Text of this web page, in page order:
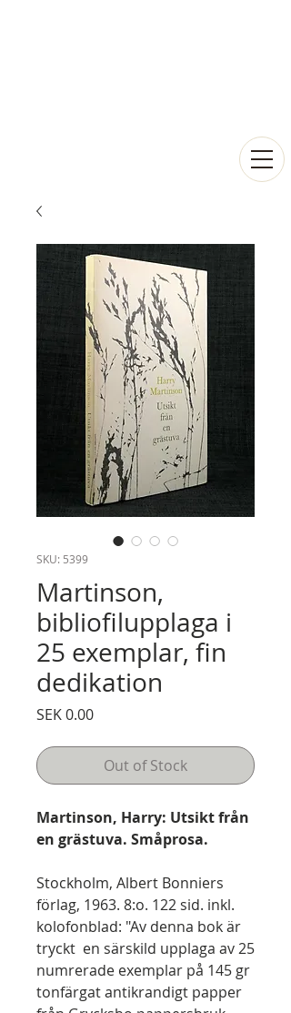
SKU: 5399
Martinson,
bibliofilupplaga i
25 exemplar, fin
dedikation
SEK 0.00Price
Out of Stock
Martinson, Harry: Utsikt från
en grästuva. Småprosa.
Stockholm, Albert Bonniers
förlag, 1963. 8:o. 122 sid. inkl.
kolofonblad: "Av denna bok är
tryckt en särskild upplaga av 25
numrerade exemplar på 145 gr
tonfärgat antikrandigt papper